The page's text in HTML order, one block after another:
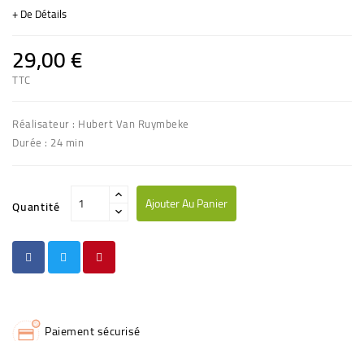
+ De Détails
29,00 €
TTC
Réalisateur : Hubert Van Ruymbeke
Durée : 24 min
Quantité Ajouter Au Panier
Paiement sécurisé